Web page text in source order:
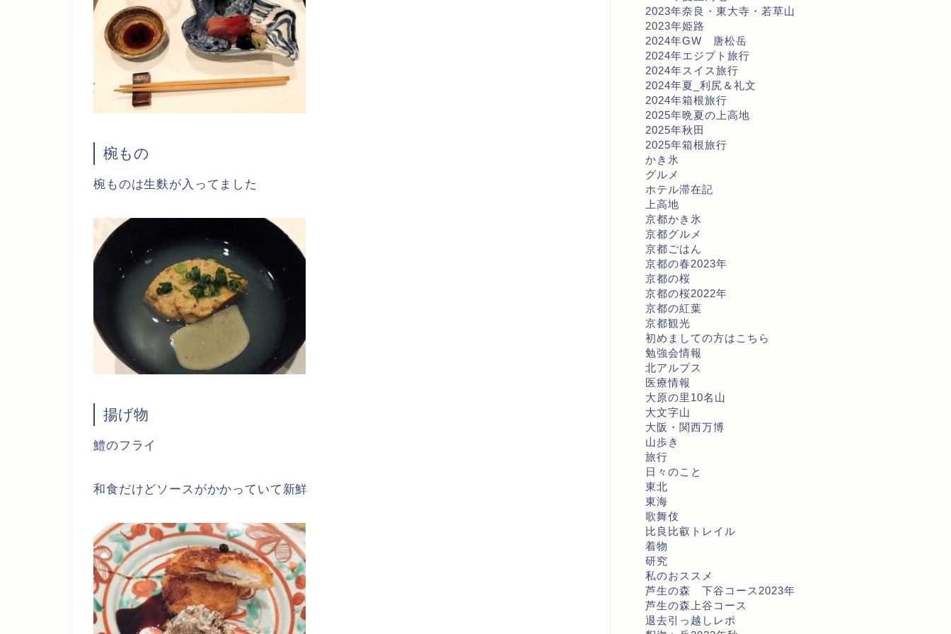
椀もの
椀ものは生麩が入ってました
揚げ物
鱧のフライ
和食だけどソースがかかっていて新鮮
2023年奈良・東大寺・若草山
2023年姫路
2024年GW 唐松岳
2024年エジプト旅行
2024年スイス旅行
2024年夏_利尻＆礼文
2024年箱根旅行
2025年晩夏の上高地
2025年秋田
2025年箱根旅行
かき氷
グルメ
ホテル滞在記
上高地
京都かき氷
京都グルメ
京都ごはん
京都の春2023年
京都の桜
京都の桜2022年
京都の紅葉
京都観光
初めましての方はこちら
勉強会情報
北アルプス
医療情報
大原の里10名山
大文字山
大阪・関西万博
山歩き
旅行
日々のこと
東北
東海
歌舞伎
比良比叡トレイル
着物
研究
私のおススメ
芦生の森 下谷コース2023年
芦生の森上谷コース
退去引っ越しレポ